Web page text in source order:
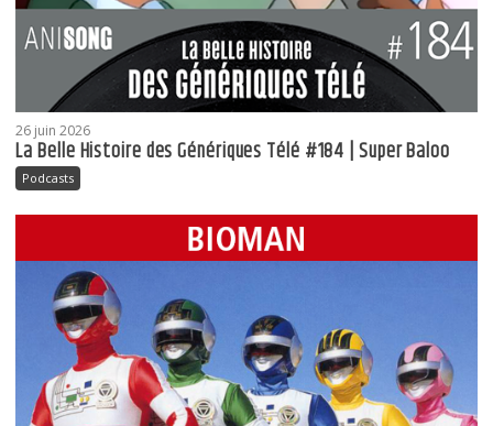
26 juin 2026
La Belle Histoire des Génériques Télé #184 | Super Baloo
Podcasts